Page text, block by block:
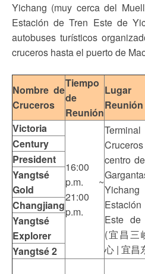
Yichang (muy cerca del
Estación de Tren Este de
autobuses turísticos
cruceros hasta el puerto de
Nombre de
Cruceros
Tiempo
de
Reunión
Reunión
Victoria
16:00
p.m. ~
21:00
p.m.
centro
Este de
(宜昌三
心 | 宜昌
Century
President
Yangtsé
Gold
Changjiang
Yangtsé
Explorer
Yangtsé 2